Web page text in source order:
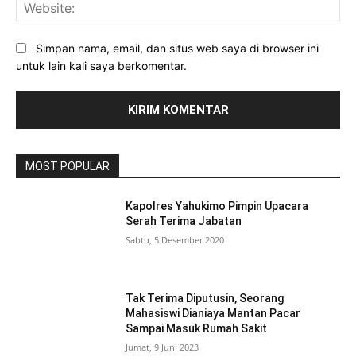
Simpan nama, email, dan situs web saya di browser ini
untuk lain kali saya berkomentar.
MOST POPULAR
Kapolres Yahukimo Pimpin Upacara
Serah Terima Jabatan
Sabtu, 5 Desember 2020
Tak Terima Diputusin, Seorang
Mahasiswi Dianiaya Mantan Pacar
Sampai Masuk Rumah Sakit
Jumat, 9 Juni 2023